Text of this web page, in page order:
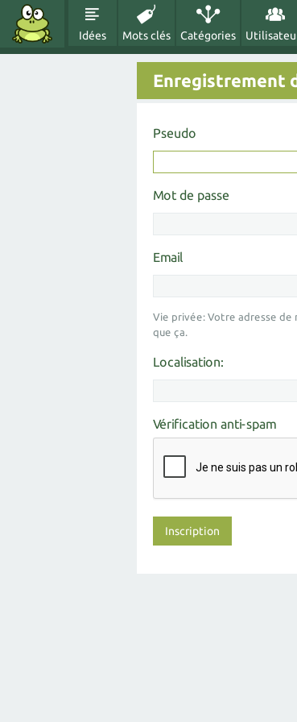
Idées Mots clés Catégories
Enregistrement
Pseudo
Mot de passe
Email
Vie privée: Votre adresse de
que ça.
Localisation:
Vérification anti-spam